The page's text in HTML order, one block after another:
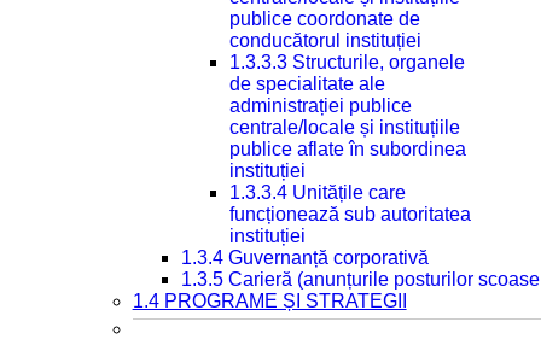
publice coordonate de
conducătorul instituției
1.3.3.3 Structurile, organele
de specialitate ale
administrației publice
centrale/locale și instituțiile
publice aflate în subordinea
instituției
1.3.3.4 Unitățile care
funcționează sub autoritatea
instituției
1.3.4 Guvernanță corporativă
1.3.5 Carieră (anunțurile posturilor
1.4 PROGRAME ȘI STRATEGII